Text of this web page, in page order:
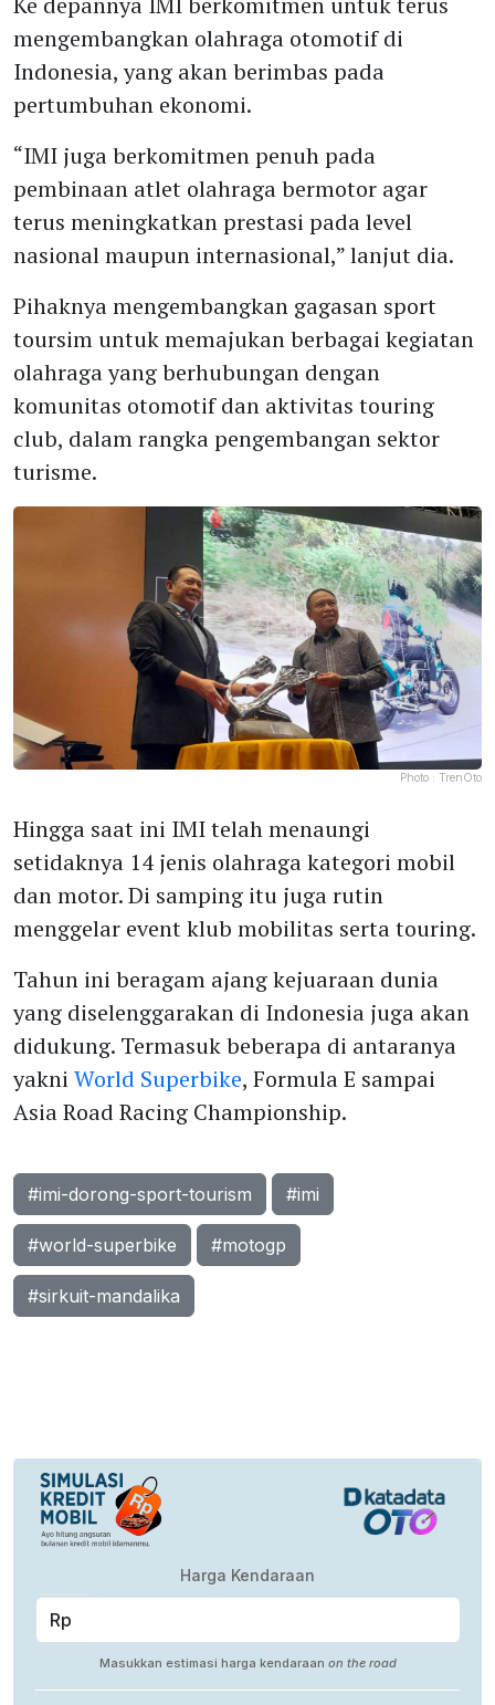
mengembangkan olahraga otomotif di
Indonesia, yang akan berimbas pada
pertumbuhan ekonomi.
“IMI juga berkomitmen penuh pada
pembinaan atlet olahraga bermotor agar
terus meningkatkan prestasi pada level
nasional maupun internasional,” lanjut dia.
Pihaknya mengembangkan gagasan sport
toursim untuk memajukan berbagai kegiatan
olahraga yang berhubungan dengan
komunitas otomotif dan aktivitas touring
club, dalam rangka pengembangan sektor
turisme.
Photo : TrenOto
Hingga saat ini IMI telah menaungi
setidaknya 14 jenis olahraga kategori mobil
dan motor. Di samping itu juga rutin
menggelar event klub mobilitas serta touring.
Tahun ini beragam ajang kejuaraan dunia
yang diselenggarakan di Indonesia juga akan
didukung. Termasuk beberapa di antaranya
yakni World Superbike, Formula E sampai
Asia Road Racing Championship.
#imi-dorong-sport-tourism #imi
#world-superbike #motogp
#sirkuit-mandalika